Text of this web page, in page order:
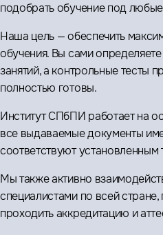
подобрать обучение под
Наша цель — обеспечить
обучения. Вы сами
занятий, а контрольные тесты
полностью готовы.
Институт СПбПИ работает на
все выдаваемые документы
соответствуют установленным
Мы также активно
специалистами по всей
проходить аккредитацию и